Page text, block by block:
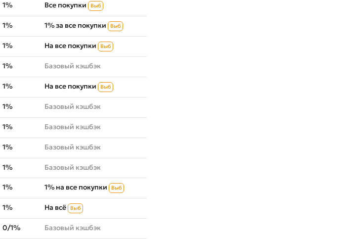
1% Все покупки Выб
1% 1% за все покупки Выб
1% На все покупки Выб
1% Базовый кэшбэк
1% На все покупки Выб
1% Базовый кэшбэк
1% Базовый кэшбэк
1% Базовый кэшбэк
1% Базовый кэшбэк
1% 1% на все покупки Выб
1% На всё Выб
0/1% Базовый кэшбэк